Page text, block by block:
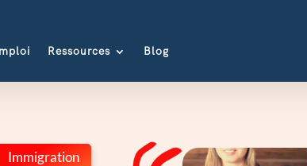
Ressources Blog
Immigration